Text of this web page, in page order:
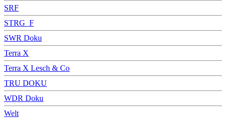
SRF
STRG_F
SWR Doku
Terra X
Terra X Lesch & Co
TRU DOKU
WDR Doku
Welt